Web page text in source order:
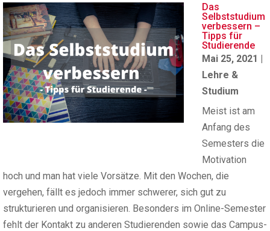
Das
Selbststudium
verbessern –
Tipps für
Studierende
Mai 25, 2021 |
Lehre &
Studium
Meist ist am
Anfang des
Semesters die
Motivation
hoch und man hat viele Vorsätze. Mit den Wochen, die
vergehen, fällt es jedoch immer schwerer, sich gut zu
strukturieren und organisieren. Besonders im Online-Semester
fehlt der Kontakt zu anderen Studierenden sowie das Campus-